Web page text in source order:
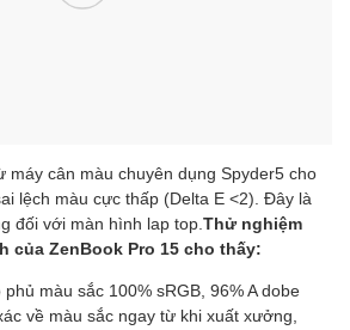
máy cân màu chuyên dụng Spyder5 cho
lệch màu cực thấp (Delta E <2). Đây là
đối với màn hình lap top.Thử nghiệm
của ZenBook Pro 15 cho thấy:
màu sắc 100% sRGB, 96% A dobe
về màu sắc ngay từ khi xuất xưởng,